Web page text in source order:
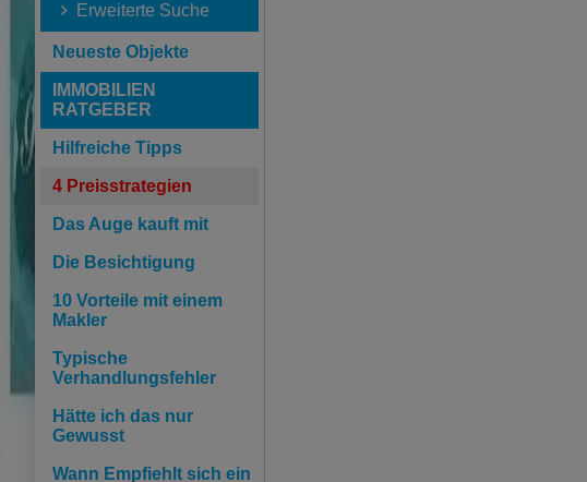
Erweiterte Suche
Neueste Objekte
IMMOBILIEN
RATGEBER
Hilfreiche Tipps
4 Preisstrategien
Das Auge kauft mit
Die Besichtigung
10 Vorteile mit einem
Makler
Typische
Verhandlungsfehler
Hätte ich das nur
Gewusst
Wann Empfiehlt sich ein